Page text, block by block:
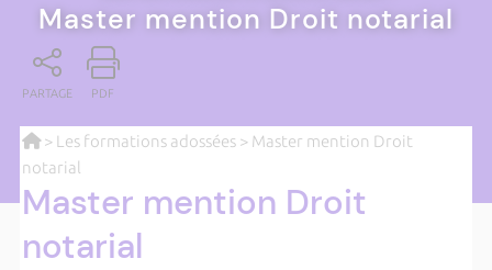
Master mention Droit notarial
PARTAGE PDF
> Les formations adossées> Master mention Droit
notarial
Master mention Droit
notarial